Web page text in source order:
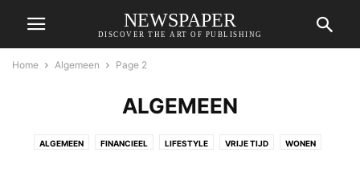
NEWSPAPER
DISCOVER THE ART OF PUBLISHING
Home Algemeen Page 2
ALGEMEEN
ALGEMEEN FINANCIEEL LIFESTYLE VRIJE TIJD WONEN